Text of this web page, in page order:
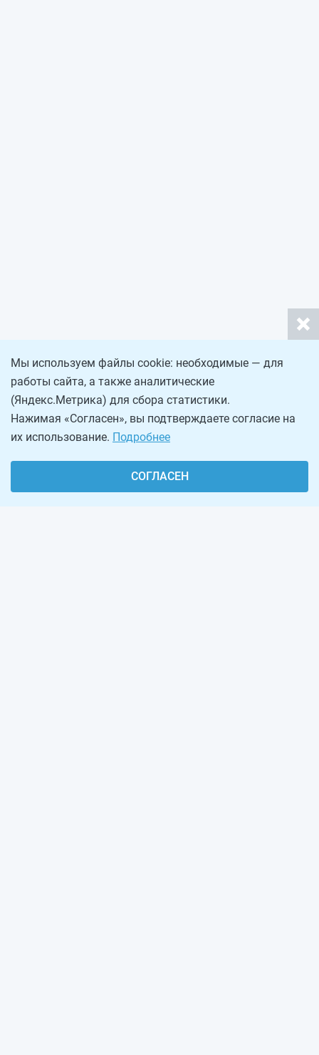
Мы используем файлы cookie: необходимые — для
работы сайта, а также аналитические
(Яндекс.Метрика) для сбора статистики.
Нажимая «Согласен», вы подтверждаете согласие на
их использование. Подробнее
СОГЛАСЕН